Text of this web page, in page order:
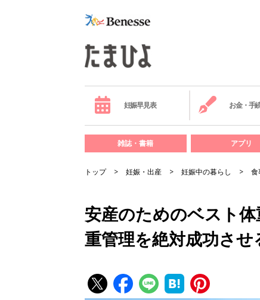
妊娠早見表 お金・手
雑誌・書籍 アプリ
トップ 妊娠・出産 妊娠中の暮らし 食
安産のためのベスト
重管理を絶対成功させ